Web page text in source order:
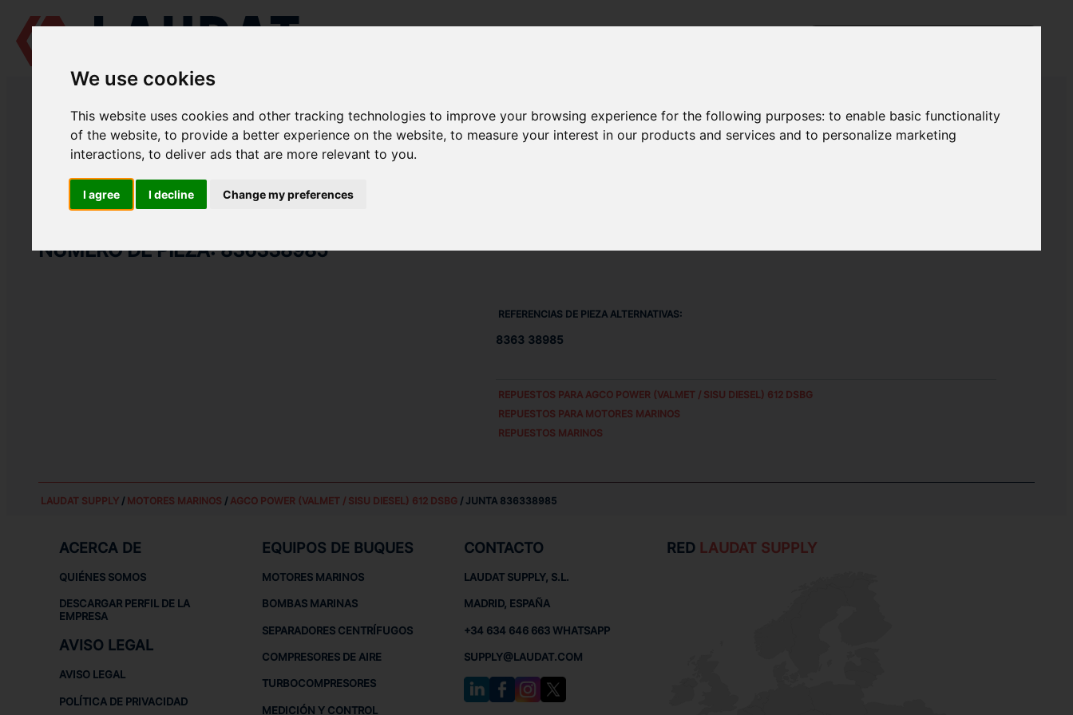
We use cookies
This website uses cookies and other tracking technologies to improve your browsing experience for the following purposes:to enable basic functionality
of the website,to provide a better experience on the website,to measure your interest in our products and services and to personalize marketing
interactions,to deliver ads that are more relevant to you.
I agree I decline Change my preferences
LAUDAT SUPPLY
AGCO POWER (VALMET / SISU DIESEL)
612 DSBG
CATEGORIA DE TUBERÍA DEL TURBOCOMPRESOR
NÚMERO DE PIEZA: 836338985
REFERENCIAS DE PIEZA ALTERNATIVAS:
8363 38985
REPUESTOS PARA AGCO POWER (VALMET / SISU DIESEL) 612 DSBG
REPUESTOS PARA MOTORES MARINOS
REPUESTOS MARINOS
LAUDAT SUPPLY/ MOTORES MARINOS / AGCO POWER (VALMET / SISU DIESEL) 612 DSBG/ JUNTA 836338985
ACERCA DE
QUIÉNES SOMOS
DESCARGAR PERFIL DE LA
EMPRESA
AVISO LEGAL
AVISO LEGAL
POLÍTICA DE PRIVACIDAD
EQUIPOS DE BUQUES
MOTORES MARINOS
BOMBAS MARINAS
SEPARADORES CENTRÍFUGOS
COMPRESORES DE AIRE
TURBOCOMPRESORES
MEDICIÓN Y CONTROL
CONTACTO
LAUDAT SUPPLY, S.L.
MADRID, ESPAÑA
+34 634 646 663 WHATSAPP
SUPPLY@LAUDAT.COM
RED LAUDAT SUPPLY